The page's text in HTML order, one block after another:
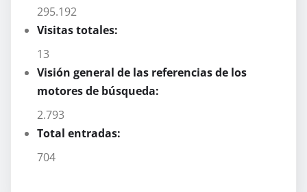
295.192
Visitas totales:
13
Visión general de las referencias de los
motores de búsqueda:
2.793
Total entradas:
704